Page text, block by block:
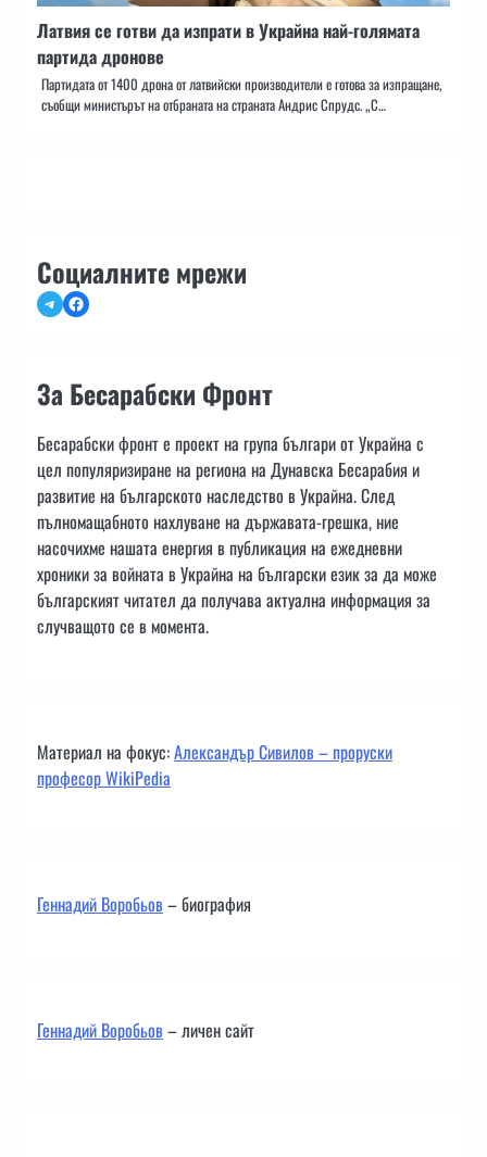
Латвия се готви да изпрати в Украйна най-голямата
партида дронове
Партидата от 1400 дрона от латвийски производители е готова за изпращане,
съобщи министърът на отбраната на страната Андрис Спрудс. „С…
Социалните мрежи
TelegramFacebook
За Бесарабски Фронт
Бесарабски фронт е проект на група българи от Украйна с
цел популяризиране на региона на Дунавска Бесарабия и
развитие на българското наследство в Украйна. След
пълномащабното нахлуване на държавата-грешка, ние
насочихме нашата енергия в публикация на ежедневни
хроники за войната в Украйна на български език за да може
българският читател да получава актуална информация за
случващото се в момента.
Материал на фокус:Александър Сивилов – проруски
професор WikiPedia
Геннадий Воробьов– биография
Геннадий Воробьов– личен сайт